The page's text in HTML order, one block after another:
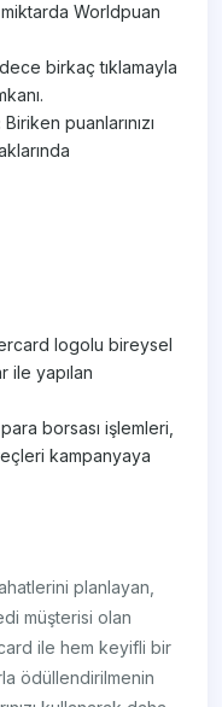
Worldpuan
birkaç tıklamayla
Biriken puanlarınızı
logolu bireysel
ile yapılan
borsası işlemleri,
kampanyaya
planlayan,
müşterisi olan
ile hem keyifli bir
ödüllendirilmenin